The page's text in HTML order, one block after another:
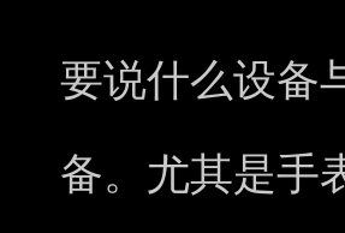
要说什么设备
备。尤其是手